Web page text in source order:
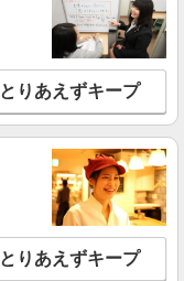
とりあえずキープ
とりあえずキープ